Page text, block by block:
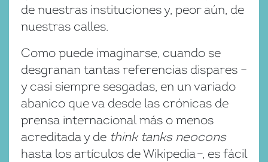
de nuestras instituciones y, peor aún, de
nuestras calles.
Como puede imaginarse, cuando se
desgranan tantas referencias dispares –
y casi siempre sesgadas, en un variado
abanico que va desde las crónicas de
prensa internacional más o menos
acreditada y de think tanks neocons
hasta los artículos de Wikipedia–, es fácil